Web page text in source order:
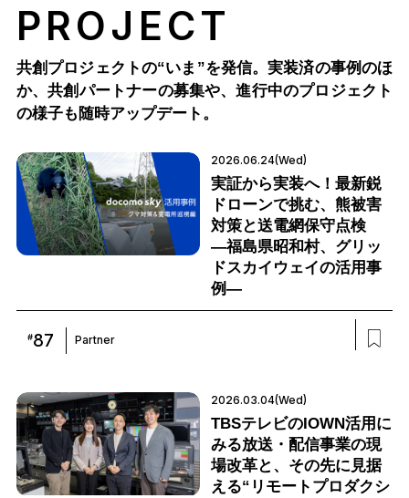
PROJECT
共創プロジェクトの“いま”を発信。実装済の事例のほ
か、共創パートナーの募集や、進行中のプロジェクト
の様子も随時アップデート。
2026.06.24(Wed)
実証から実装へ！最新鋭
ドローンで挑む、熊被害
対策と送電網保守点検
―福島県昭和村、グリッ
ドスカイウェイの活用事
例―
#87 Partner
2026.03.04(Wed)
TBSテレビのIOWN活用に
みる放送・配信事業の現
場改革と、その先に見据
える“リモートプロダクシ